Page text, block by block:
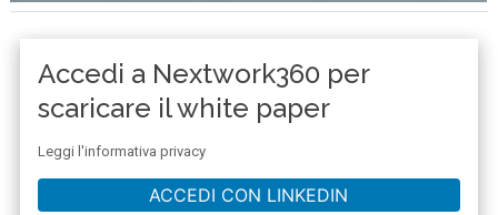
Accedi a Nextwork360 per
scaricare il white paper
Leggi l'informativa privacy
ACCEDI CON LINKEDIN